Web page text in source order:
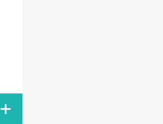
+